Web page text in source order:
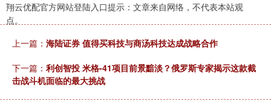
翔云优配官方网站登陆入口提示：文章来自网络，不代表本站观
点。
上一篇： 海陆证券 值得买科技与商汤科技达成战略合作
下一篇： 利创智投 米格-41项目前景黯淡？俄罗斯专家揭示这款截
击战斗机面临的最大挑战